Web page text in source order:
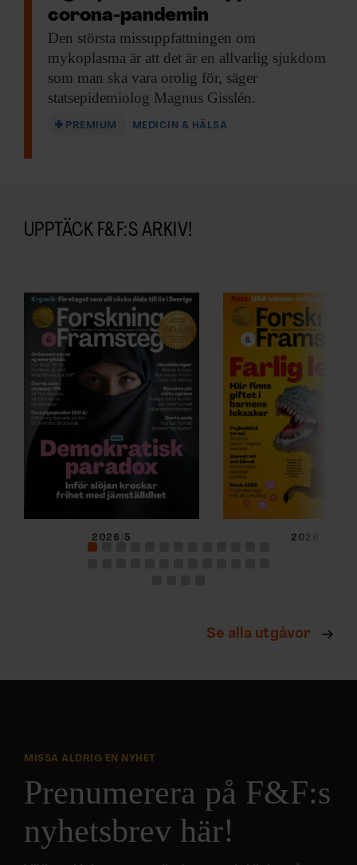
corona-pandemin
Den största missuppfattningen om
mykoplasma är att det är en allvarlig sjukdom
som man ska vara orolig för, säger
statsepidemiolog Magnus Gisslén.
PREMIUM MEDICIN & HÄLSA
UPPTÄCK F&F:S ARKIV!
2026/5 2026/4
Se alla utgåvor
MISSA ALDRIG EN NYHET
Prenumerera på F&F:s
nyhetsbrev här!